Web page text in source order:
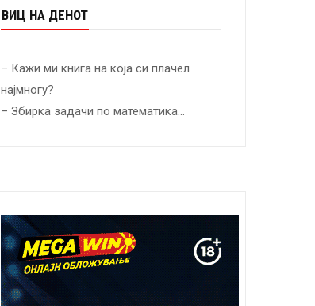
ВИЦ НА ДЕНОТ
– Кажи ми книга на која си плачел
најмногу?
– Збирка задачи по математика…